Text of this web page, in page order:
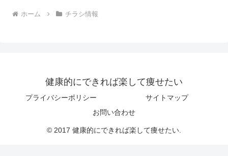
ホーム チラシ情報
健康的にできれば楽して痩せたい
プライバシーポリシー
サイトマップ
お問い合わせ
© 2017 健康的にできれば楽して痩せたい.